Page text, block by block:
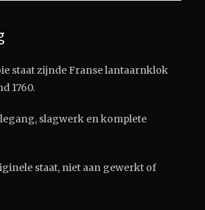
staat zijnde Franse lantaarnklok
1760.
slagwerk en komplete
staat, niet aan gewerkt of